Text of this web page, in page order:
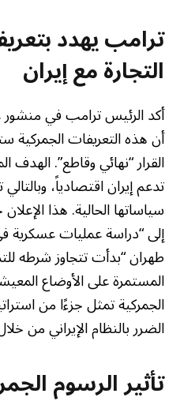
ترامب يهدد
التجارة مع إيران
أكد الرئيس ترامب في
أن هذه التعريفات
القرار “نهائي وقاطع”. الهدف
تدعم إيران اقتصادياً،
سياساتها الحالية. هذا
إلى “دراسة عمليات عسكرية
طهران “بدأت تتجاوز شرطه
المستمرة على الأوضاع
الجمركية تمثل جزءًا من
الضرر بالنظام الإيراني من
تأثير الرسوم